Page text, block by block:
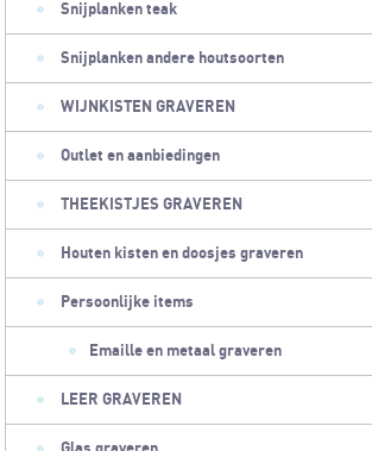
Snijplanken teak
Snijplanken andere houtsoorten
WIJNKISTEN GRAVEREN
Outlet en aanbiedingen
THEEKISTJES GRAVEREN
Houten kisten en doosjes graveren
Persoonlijke items
Emaille en metaal graveren
LEER GRAVEREN